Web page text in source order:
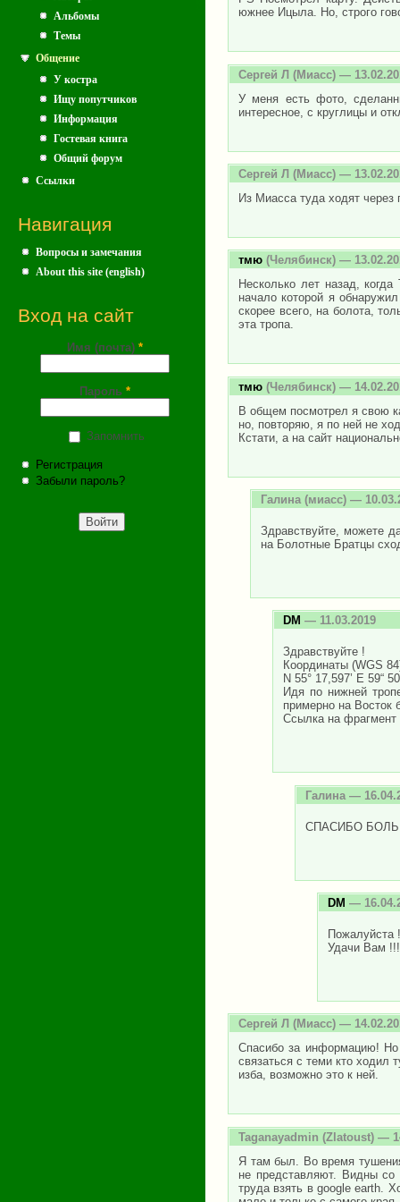
Альбомы
Темы
Общение
У костра
Ищу попутчиков
Информация
Гостевая книга
Общий форум
Ссылки
Навигация
Вопросы и замечания
About this site (english)
Вход на сайт
Имя (почта) *
Пароль *
Запомнить
Регистрация
Забыли пароль?
южнее Ицыла. Но, строго
Сергей Л (Миасс) —
У меня есть фото,
интересное, с круглицы и
Сергей Л (Миасс) —
Из Миасса туда ходят через
тмю (Челябинск) —
Несколько лет назад,
начало которой я
скорее всего, на болота,
эта тропа.
тмю (Челябинск) —
В общем посмотрел я свою
но, повторяю, я по ней не
Кстати, а на сайт
Галина (миасс) —
Здравствуйте, можете
на Болотные Братцы
DM — 11.03.2019
Здравствуйте !
Координаты (WGS
N 55° 17,597’ E 59“
Идя по нижней
примерно на Восток
Ссылка на фрагмент
Галина —
СПАСИБО
DM —
Пожалуйста !
Удачи Вам !!!
Сергей Л (Миасс) —
Спасибо за информацию! Но
связаться с теми кто ходил
изба, возможно это к ней.
Taganayadmin (Zlatoust) —
Я там был. Во время
не представляют. Видны
труда взять в google earth.